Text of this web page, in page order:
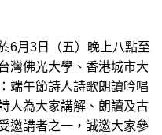
6月 3 日（五）
晚上八點至
灣佛光大學、 香港城市大
端午節詩人詩歌朗讀吟唱
人為大家講解、朗讀及古
邀講者之一，誠邀大家參